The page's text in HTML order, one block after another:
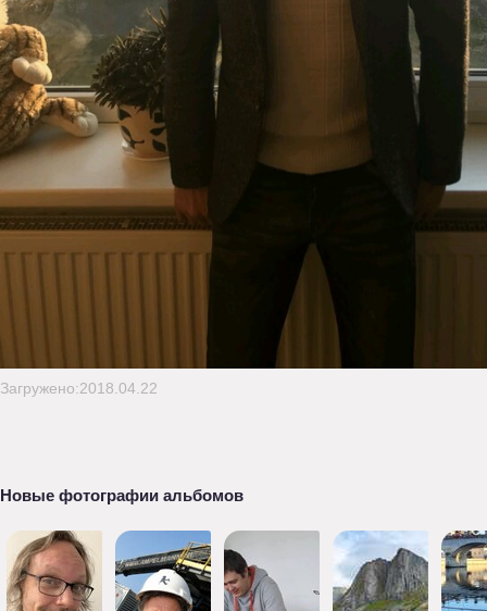
Загружено:2018.04.22
Новые фотографии альбомов